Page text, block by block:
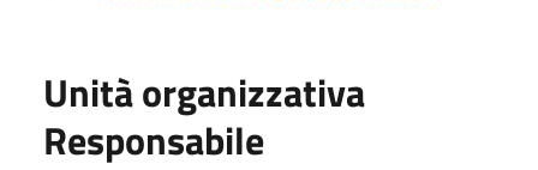
Unità organizzativa
Responsabile